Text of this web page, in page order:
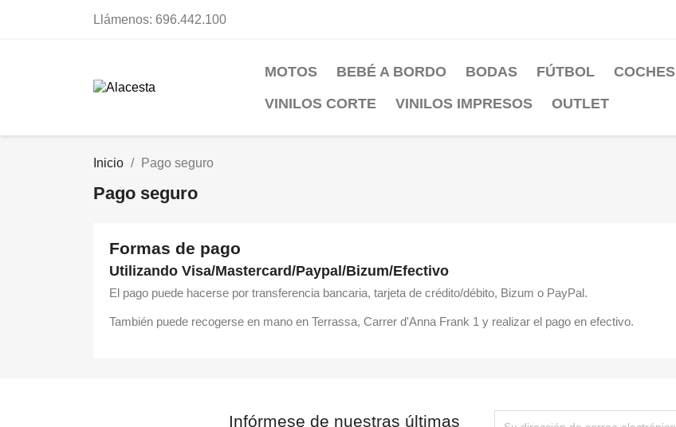
Llámenos: 696.442.100
MOTOS BEBÉ A BORDO BODAS FÚTBOL
COCHES
VINILOS CORTE
VINILOS IMPRESOS OUTLET
Inicio Pago seguro
Pago seguro
Formas de pago
Utilizando Visa/Mastercard/Paypal/Bizum/Efectivo
El pago puede hacerse por transferencia bancaria, tarjeta de crédito/débito, Bizum o PayPal.
También puede recogerse en mano en Terrassa, Carrer d'Anna Frank 1 y realizar el pago en efectivo.
Infórmese de nuestras últimas